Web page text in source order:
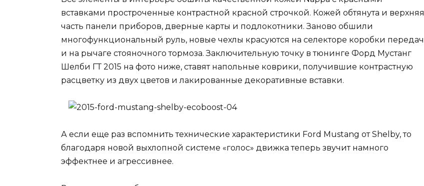
вставками простроченные контрастной красной строчкой. Кожей обтянута и верхняя
часть панели приборов, дверные карты и подлокотники. Заново обшили
многофункциональный руль, новые чехлы красуются на селекторе коробки передач
и на рычаге стояночного тормоза. Заключительную точку в тюнинге Форд Мустанг
Шелби ГТ 2015 на фото ниже, ставят напольные коврики, получившие контрастную
расцветку из двух цветов и лакированные декоративные вставки.
А если еще раз вспомнить технические характеристики Ford Mustang от Shelby, то
благодаря новой выхлопной системе «голос» движка теперь звучит намного
эффектнее и агрессивнее.